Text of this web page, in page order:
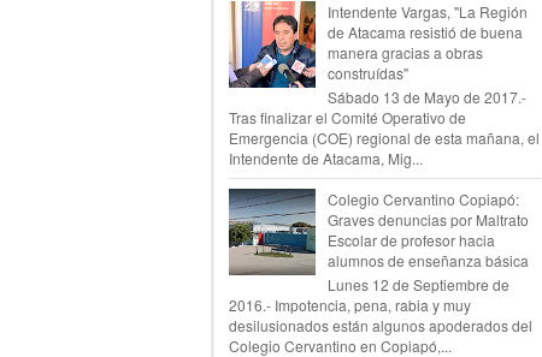
Intendente Vargas, "La Región
de Atacama resistió de buena
manera gracias a obras
construídas"
Sábado 13 de Mayo de 2017.-
Tras finalizar el Comité Operativo de
Emergencia (COE) regional de esta mañana, el
Intendente de Atacama, Mig...
Colegio Cervantino Copiapó:
Graves denuncias por Maltrato
Escolar de profesor hacia
alumnos de enseñanza básica
Lunes 12 de Septiembre de
2016.- Impotencia, pena, rabia y muy
desilusionados están algunos apoderados del
Colegio Cervantino en Copiapó,...